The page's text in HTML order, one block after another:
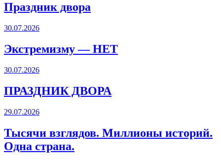
Праздник двора
30.07.2026
Экстремизму — НЕТ
30.07.2026
ПРАЗДНИК ДВОРА️
29.07.2026
Тысячи взглядов. Миллионы историй.
Одна страна.